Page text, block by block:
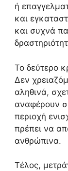
ή
και
και συχνά
Το δεύτερο
Δεν
αληθινά,
αναφέρουν
περιοχή
πρέπει να
ανθρώπινα.
Τέλος,